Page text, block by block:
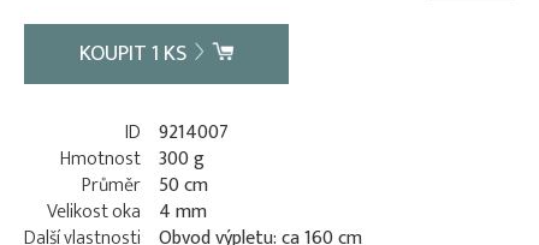
KOUPIT1 KS
ID 9214007
Hmotnost 300 g
Průměr 50 cm
Velikost oka
4 mm
Další vlastnosti Obvod výpletu: ca 160 cm